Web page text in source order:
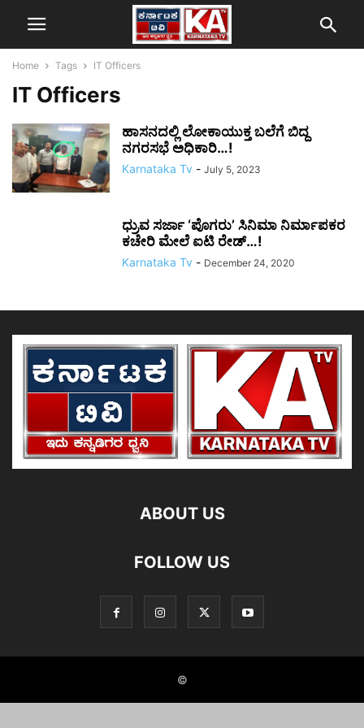
Home Tags IT Officers
IT Officers
ಹಾಸನದಲ್ಲಿ ಲೋಕಾಯುಕ್ತ ಬಲೆಗೆ ಬಿದ್ದ
ನಗರಸಭೆ ಅಧಿಕಾರಿ…!
Karnataka Tv - July 5, 2023
ಧ್ರುವ ಸರ್ಜಾ ‘ಪೊಗರು’ ಸಿನಿಮಾ ನಿರ್ಮಾಪಕರ
ಕಚೇರಿ ಮೇಲೆ ಐಟಿ ರೇಡ್…!
Karnataka Tv - December 24, 2020
ABOUT US
FOLLOW US
©